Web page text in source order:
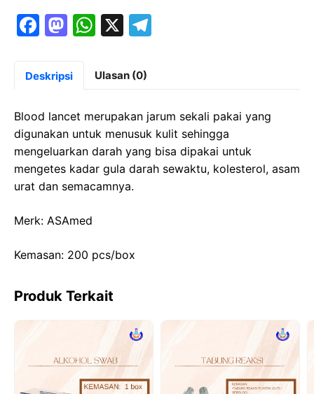
F
c
b
o
o
k
M
st
d
o
n
W
at
s
A
p
p
X
gr
a
m
Deskripsi Ulasan (0)
Blood lancet merupakan jarum sekali pakai yang
digunakan untuk menusuk kulit sehingga
mengeluarkan darah yang bisa dipakai untuk
mengetes kadar gula darah sewaktu, kolesterol, asam
urat dan semacamnya.
Merk: ASAmed
Kemasan: 200 pcs/box
Produk Terkait